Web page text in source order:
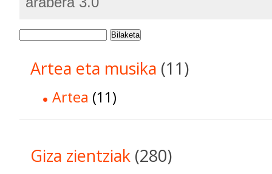
Bilaketa
Artea eta musika (11)
Artea (11)
Giza zientziak (280)